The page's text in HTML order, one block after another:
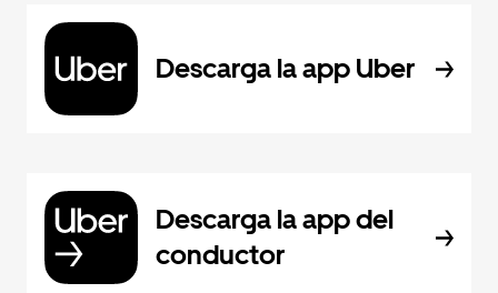
Descarga la app Uber
Descarga la app del
conductor